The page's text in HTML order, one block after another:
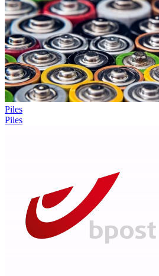
Piles
Piles